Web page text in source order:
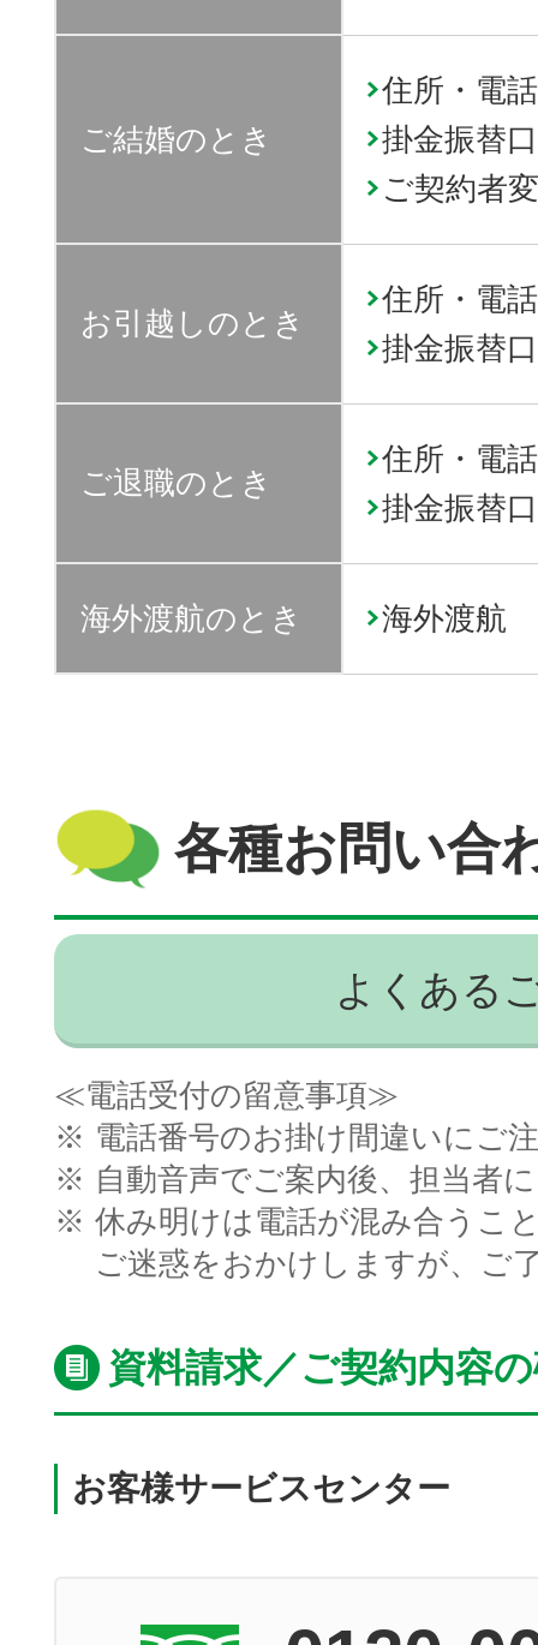
ご結婚のとき
住所・電
掛金振替
ご契約者
お引越しのとき
住所・電
掛金振替
ご退職のとき
住所・電
掛金振替
海外渡航のとき 海外渡航
各種お問い合
よくある
≪電話受付の留意事項≫
※ 電話番号のお掛け間違いにご
※ 自動音声でご案内後、担当者
※ 休み明けは電話が混み合うこ
ご迷惑をおかけしますが、ご
資料請求／ご契約内容
お客様サービスセンター